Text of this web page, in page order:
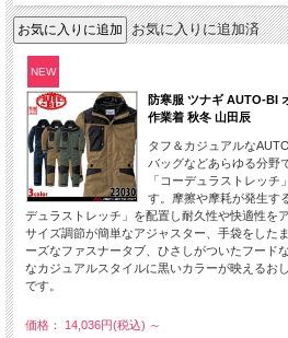
お気に入りに追加済
NEW
防寒服 ツナギ AUTO-BI
作業着 秋冬 山田辰
タフ＆カジュアルな
バッグなどあらゆる分野
「コーデュラストレッ
す。摩擦や摩耗が発生す
デュラストレッチ」を配置し耐久性や快適性を
サイズ調節が簡単なアジャスター、手袋をした
ーズなファスナータブ、ひさしがついたフード
なカジュアルスタイルに黒いカラーが映えるお
です。
価格： 14,036円(税込) ～